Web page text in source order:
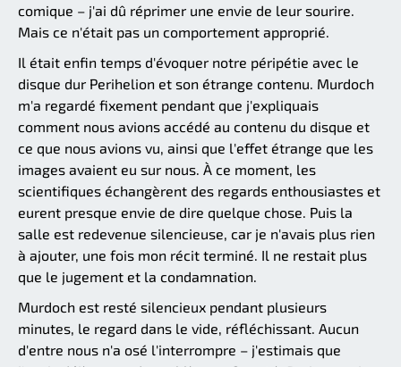
comique – j'ai dû réprimer une envie de leur sourire.
Mais ce n'était pas un comportement approprié.
Il était enfin temps d'évoquer notre péripétie avec le
disque dur Perihelion et son étrange contenu. Murdoch
m'a regardé fixement pendant que j'expliquais
comment nous avions accédé au contenu du disque et
ce que nous avions vu, ainsi que l'effet étrange que les
images avaient eu sur nous. À ce moment, les
scientifiques échangèrent des regards enthousiastes et
eurent presque envie de dire quelque chose. Puis la
salle est redevenue silencieuse, car je n'avais plus rien
à ajouter, une fois mon récit terminé. Il ne restait plus
que le jugement et la condamnation.
Murdoch est resté silencieux pendant plusieurs
minutes, le regard dans le vide, réfléchissant. Aucun
d'entre nous n'a osé l'interrompre – j'estimais que